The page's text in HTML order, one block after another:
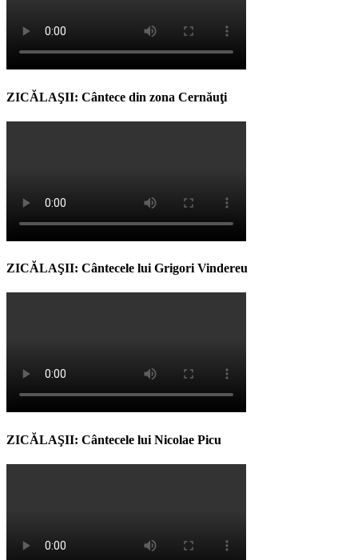
ZICĂLAŞII: Cântece din zona Cernăuţi
ZICĂLAŞII: Cântecele lui Grigori Vindereu
ZICĂLAŞII: Cântecele lui Nicolae Picu